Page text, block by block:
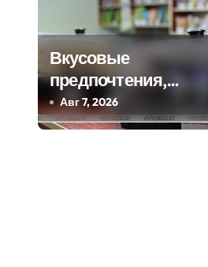
и
я
п
Вкусовые
предпочтения,
буфеты,
вендинговые
Авг 7, 2026